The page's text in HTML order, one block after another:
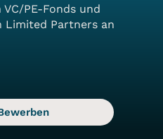
PE-Fonds und
Limited Partners an